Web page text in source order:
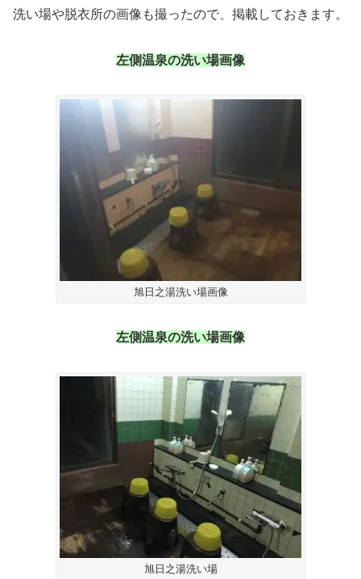
洗い場や脱衣所の画像も撮ったので、掲載しておきます。
左側温泉の洗い場画像
旭日之湯洗い場画像
左側温泉の洗い場画像
旭日之湯洗い場